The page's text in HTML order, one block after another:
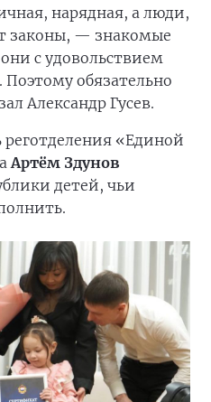
нарядная, а люди,
законы, — знакомые
с удовольствием
обязательно
Александр Гусев.
«Единой
Артём Здунов
детей, чьи